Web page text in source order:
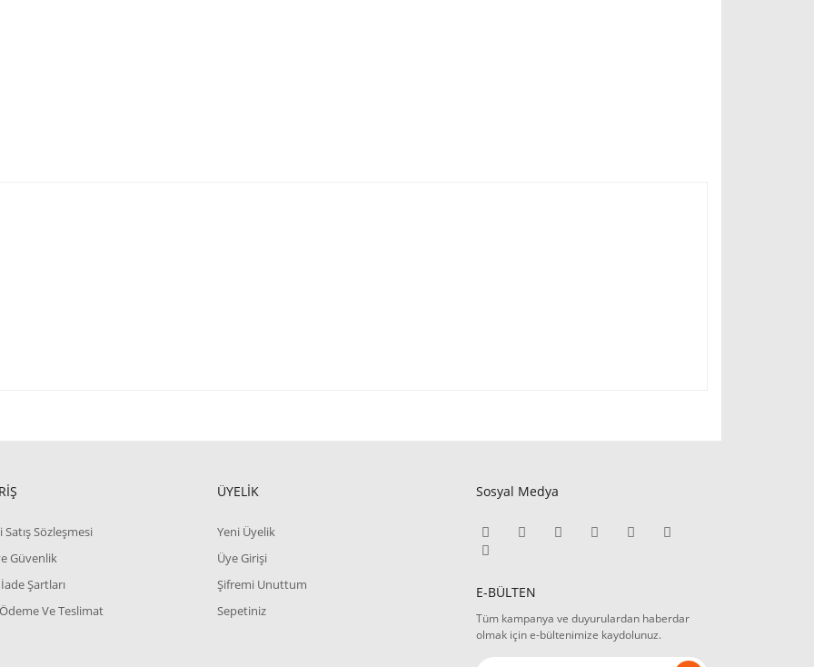
Satış Sözleşmesi
Güvenlik
Şartları
Ve Teslimat
ÜYELİK
Yeni Üyelik
Üye Girişi
Şifremi Unuttum
Sepetiniz
Sosyal Medya
E-BÜLTEN
Tüm kampanya ve duyurulardan haberdar
olmak için e-bültenimize kaydolunuz.